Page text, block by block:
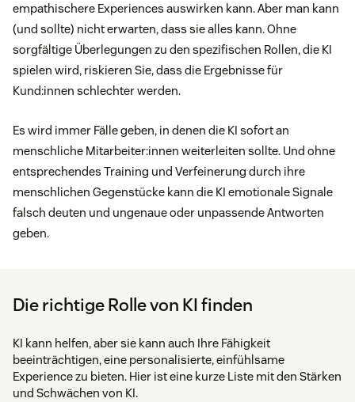
empathischere Experiences auswirken kann. Aber man kann
(und sollte) nicht erwarten, dass sie alles kann. Ohne
sorgfältige Überlegungen zu den spezifischen Rollen, die KI
spielen wird, riskieren Sie, dass die Ergebnisse für
Kund:innen schlechter werden.
Es wird immer Fälle geben, in denen die KI sofort an
menschliche Mitarbeiter:innen weiterleiten sollte. Und ohne
entsprechendes Training und Verfeinerung durch ihre
menschlichen Gegenstücke kann die KI emotionale Signale
falsch deuten und ungenaue oder unpassende Antworten
geben.
Die richtige Rolle von KI finden
KI kann helfen, aber sie kann auch Ihre Fähigkeit
beeinträchtigen, eine personalisierte, einfühlsame
Experience zu bieten. Hier ist eine kurze Liste mit den Stärken
und Schwächen von KI.